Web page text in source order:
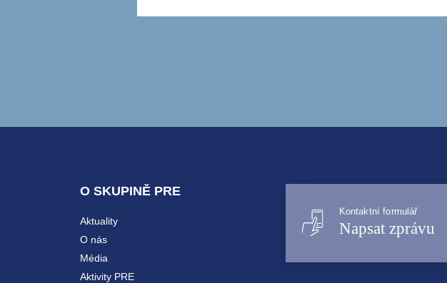
O SKUPINĚ PRE
Aktuality
O nás
Média
Aktivity PRE
Kontaktní formulář
Napsat zprávu